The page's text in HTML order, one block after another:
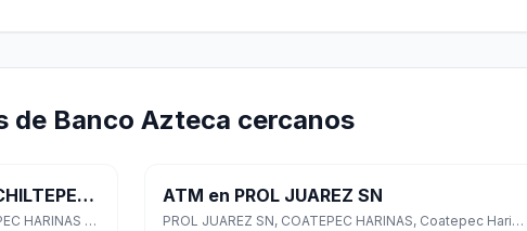
de Banco Azteca cercanos
ATM en ANTIGUO CAMINO A CHILTEPEC COATEPEC HARINAS SN
ANTIGUO CAMINO A CHILTEPEC COATEPEC HARINAS SN, CHILTEPEC, Coatepec Harinas, México
ATM en PROL JUAREZ SN
PROL JUAREZ SN, COATEPEC HARINAS, Coatepec Harinas, México